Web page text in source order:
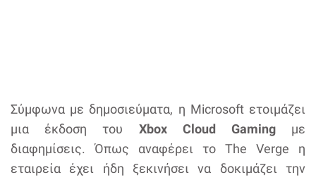
Σύμφωνα με δημοσιεύματα, η Microsoft ετοιμάζει
μια έκδοση του Xbox Cloud Gamingμε
διαφημίσεις. Όπως αναφέρει το The Verge η
εταιρεία έχει ήδη ξεκινήσει να δοκιμάζει την